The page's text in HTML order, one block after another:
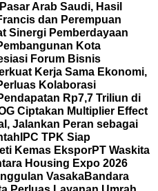
Arab Saudi, Hasil
dan Perempuan
Sinergi Pemberdayaan
Kota
Forum Bisnis
Kerja Sama Ekonomi,
Kolaborasi
Rp7,7 Triliun di
Ciptakan Multiplier Effect
Jalankan Peran sebagai
IPC TPK Siap
Kemas EksporPT Waskita
Housing Expo 2026
VasakaBandara